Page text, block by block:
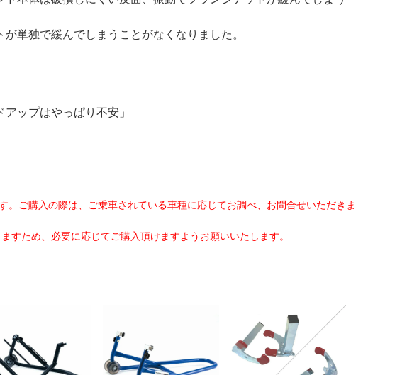
単独で緩んでしまうことがなくなりました。
ップはやっぱり不安」
ご購入の際は、ご乗車されている車種に応じてお調べ、お問合せいただきま
ため、必要に応じてご購入頂けますようお願いいたします。